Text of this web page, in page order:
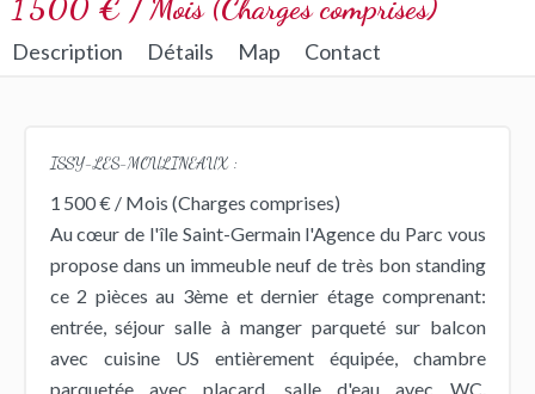
1 500 € / Mois (Charges comprises)
Description Détails Map Contact
ISSY-LES-MOULINEAUX :
1 500 € / Mois (Charges comprises)
Au cœur de l'île Saint-Germain l'Agence du Parc vous
propose dans un immeuble neuf de très bon standing
ce 2 pièces au 3ème et dernier étage comprenant:
entrée, séjour salle à manger parqueté sur balcon
avec cuisine US entièrement équipée, chambre
parquetée avec placard, salle d'eau avec WC.